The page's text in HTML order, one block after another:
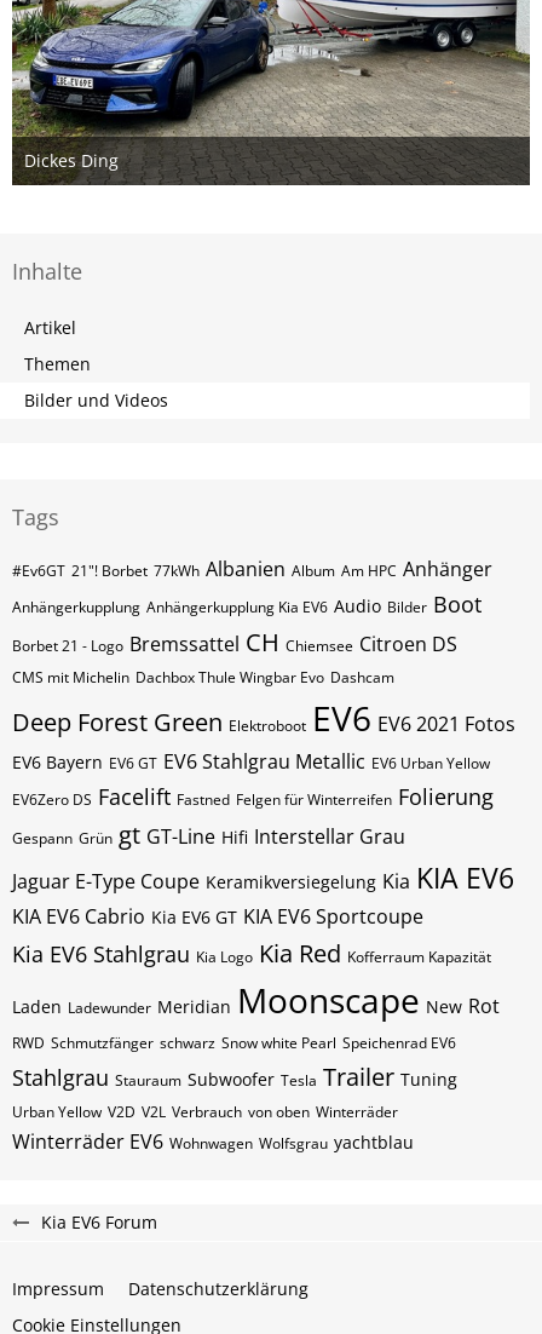
Dickes Ding
11. April 2023
Inhalte
Artikel
Themen
Bilder und Videos
Tags
#Ev6GT 21"! Borbet 77kWh Albanien Album Am HPC Anhänger
Anhängerkupplung Anhängerkupplung Kia EV6 Audio Bilder Boot
Borbet 21 - Logo Bremssattel CH Chiemsee Citroen DS
CMS mit Michelin Dachbox Thule Wingbar Evo Dashcam
Deep Forest Green Elektroboot EV6 EV6 2021 Fotos
EV6 Bayern EV6 GT EV6 Stahlgrau Metallic EV6 Urban Yellow
EV6Zero DS Facelift Fastned Felgen für Winterreifen Folierung
Gespann Grün gt GT-Line Hifi Interstellar Grau
Jaguar E-Type Coupe Keramikversiegelung Kia KIA EV6
KIA EV6 Cabrio Kia EV6 GT KIA EV6 Sportcoupe
Kia EV6 Stahlgrau Kia Logo Kia Red Kofferraum Kapazität
Laden Ladewunder Meridian Moonscape New Rot
RWD Schmutzfänger schwarz Snow white Pearl Speichenrad EV6
Stahlgrau Stauraum Subwoofer Tesla Trailer Tuning
Urban Yellow V2D V2L Verbrauch von oben Winterräder
Winterräder EV6 Wohnwagen Wolfsgrau yachtblau
Kia EV6 Forum
Impressum
Datenschutzerklärung
Cookie Einstellungen